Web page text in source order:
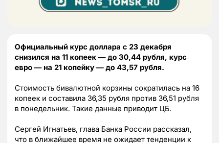
Официальный курс доллара с 23 декабря
снизился на 11 копеек — до 30,44 рубля, курс
евро — на 21 копейку — до 43,57 рубля.
Стоимость бивалютной корзины сократилась на 16
копеек и составила 36,35 рубля против 36,51 рубля
в понедельник. Такие данные приводит ЦБ.
Сергей Игнатьев, глава Банка России рассказал,
что в ближайшее время не ожидает тенденции к